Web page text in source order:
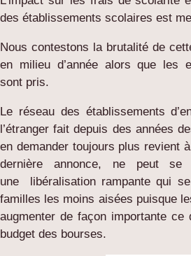
des établissements scolaires est
Nous contestons la brutalité de
en milieu d’année alors que les
sont pris.
Le réseau des établissements
l’étranger fait depuis des années
en demander toujours plus revient
dernière annonce, ne peut se
une libéralisation rampante qui
familles les moins aisées puisque
augmenter de façon importante ce
budget des bourses.